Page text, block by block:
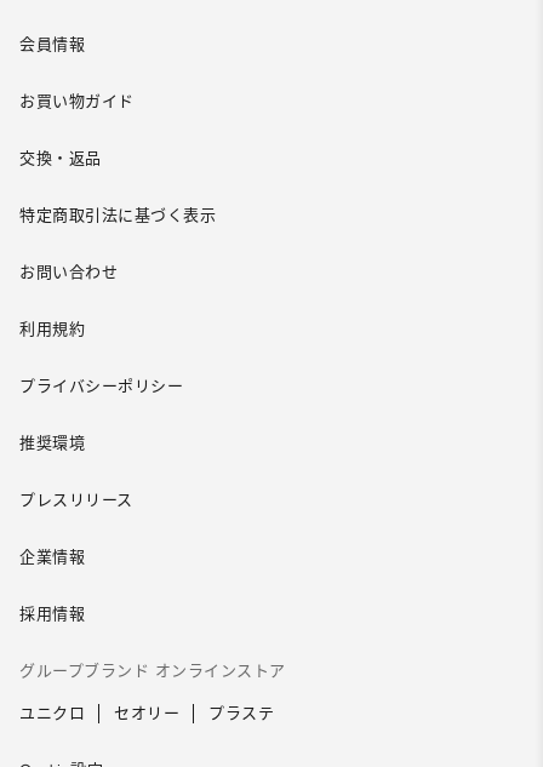
会員情報
お買い物ガイド
交換・返品
特定商取引法に基づく表示
お問い合わせ
利用規約
プライバシーポリシー
推奨環境
プレスリリース
企業情報
採用情報
グループブランド オンラインストア
ユニクロ セオリー プラステ